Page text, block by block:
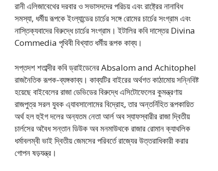
রানী এলিজাবেথের দরবার ও সভাসদদের পরিচয় এবং রাষ্ট্রের নানাবিধ
সমস্যা, ধর্মীয় রূপকে ইংল্যান্ডের চার্চের সঙ্গে রোমের চার্চের সংগ্রাম এবং
নাস্তিক্যবাদের বিরুদ্ধে চার্চের সংগ্রাম। ইটালির কবি দাস্তের Divina
Commedia পৃথিবী বিখ্যাত ধর্মীয় রূপক কাব্য।
সপ্তদশ শতাব্দীর কবি ড্রাইডেনের Absalom and Achitophel
রাজনৈতিক রূপক-ব্যঙ্গকাব্য। কাব্যটির বাইরের অর্থগত কাঠামোয় সন্নিবিষ্ট
হয়েছে বাইবেলের রাজা ডেভিডের বিরুদ্ধে এসিটোফেলের কুমন্ত্রণায়
রাজপুত্র সরল যুবক এ্যাবসালোমের বিদ্রোহ, তার অন্তর্নিহিত রূপকায়িত
অর্থ হল হুইগ দলের অন্যতম নেতা আর্ল অব স্যাফস্বারীর রাজা দ্বিতীয়
চার্লসের অবৈধ সন্তান ডিউক অব মনমাউথকে রাজার রোমান ক্যাথলিক
ধর্মাবলম্বী ভাই দ্বিতীয় জেমসের পরিবর্তে রাজ্যের উত্তরাধিকারী করার
গোপন ষড়যন্ত্র।